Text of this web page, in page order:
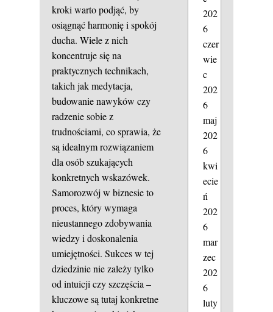
kroki warto podjąć, by
osiągnąć harmonię i spokój
ducha. Wiele z nich
koncentruje się na
praktycznych technikach,
takich jak medytacja,
budowanie nawyków czy
radzenie sobie z
trudnościami, co sprawia, że
są idealnym rozwiązaniem
dla osób szukających
konkretnych wskazówek.
Samorozwój w biznesie to
proces, który wymaga
nieustannego zdobywania
wiedzy i doskonalenia
umiejętności. Sukces w tej
dziedzinie nie zależy tylko
od intuicji czy szczęścia –
kluczowe są tutaj konkretne
202
6
czer
wie
c
202
6
maj
202
6
kwi
ecie
ń
202
6
mar
zec
202
6
luty